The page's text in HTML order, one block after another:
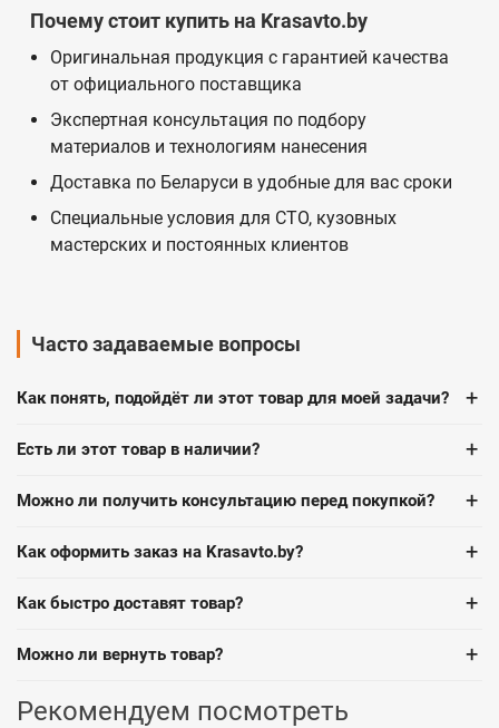
Почему стоит купить на Krasavto.by
Оригинальная продукция с гарантией качества
от официального поставщика
Экспертная консультация по подбору
материалов и технологиям нанесения
Доставка по Беларуси в удобные для вас сроки
Специальные условия для СТО, кузовных
мастерских и постоянных клиентов
Часто задаваемые вопросы
Как понять, подойдёт ли этот товар для моей задачи? +
Есть ли этот товар в наличии? +
Можно ли получить консультацию перед покупкой? +
Как оформить заказ на Krasavto.by? +
Как быстро доставят товар? +
Можно ли вернуть товар? +
Рекомендуем посмотреть